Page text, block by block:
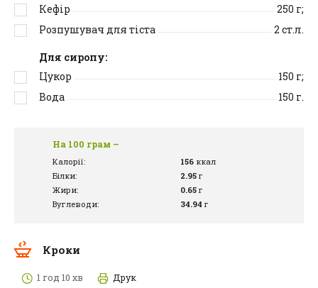
Кефір 250 г;
Розпушувач для тіста
2 ст.л.
Для сиропу:
Цукор
150 г;
Вода
150 г.
На 100 грам –
Калорії: 156 ккал
Білки:
2.95 г
Жири:
0.65 г
Вуглеводи:
34.94 г
Кроки
1 год 10 хв Друк